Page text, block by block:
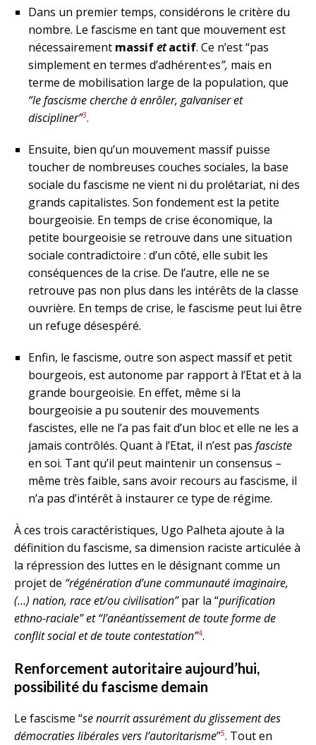
Dans un premier temps, considérons le critère du
nombre. Le fascisme en tant que mouvement est
nécessairement massifetactif. Ce n’est “pas
simplement en termes d’adhérent·es”, mais en
terme de mobilisation large de la population, que
“le fascisme cherche à enrôler, galvaniser et
discipliner”3.
Ensuite, bien qu’un mouvement massif puisse
toucher de nombreuses couches sociales, la base
sociale du fascisme ne vient ni du prolétariat, ni des
grands capitalistes. Son fondement est la petite
bourgeoisie. En temps de crise économique, la
petite bourgeoisie se retrouve dans une situation
sociale contradictoire : d’un côté, elle subit les
conséquences de la crise. De l’autre, elle ne se
retrouve pas non plus dans les intérêts de la classe
ouvrière. En temps de crise, le fascisme peut lui être
un refuge désespéré.
Enfin, le fascisme, outre son aspect massif et petit
bourgeois, est autonome par rapport à l’Etat et à la
grande bourgeoisie. En effet, même si la
bourgeoisie a pu soutenir des mouvements
fascistes, elle ne l’a pas fait d’un bloc et elle ne les a
jamais contrôlés. Quant à l’Etat, il n’est pas fasciste
en soi. Tant qu’il peut maintenir un consensus –
même très faible, sans avoir recours au fascisme, il
n’a pas d’intérêt à instaurer ce type de régime.
À ces trois caractéristiques, Ugo Palheta ajoute à la
définition du fascisme, sa dimension raciste articulée à
la répression des luttes en le désignant comme un
projet de “régénération d’une communauté imaginaire,
(…) nation, race et/ou civilisation”par la “purification
ethno-raciale” et “l’anéantissement de toute forme de
conflit social et de toute contestation”4.
Renforcement autoritaire aujourd’hui,
possibilité du fascisme demain
Le fascisme “se nourrit assurément du glissement des
démocraties libérales vers l’autoritarisme”5. Tout en